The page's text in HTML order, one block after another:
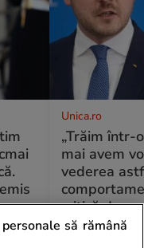
Unica.ro
„Trăim într-
mai avem
vederea
critică
Rogobete
să rămână